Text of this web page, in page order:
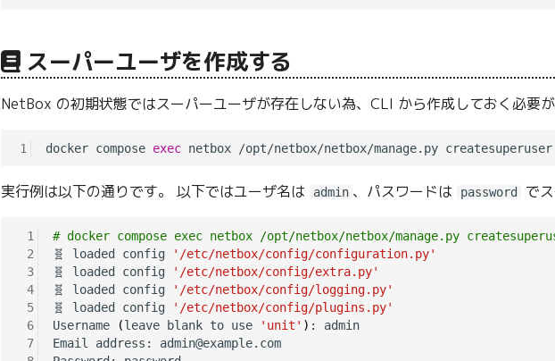
スーパーユーザを作成する
NetBox の初期状態ではスーパーユーザが存在しない為、CLI から作成しておく必要
1 docker compose exec netbox /opt/netbox/netbox/manage.py createsuperuser
実行例は以下の通りです。 以下ではユーザ名は admin 、パスワードは password で
1
2
3
4
5
6
7
# docker compose exec netbox /opt/netbox/netbox/manage.py
🧬 loaded config
'/etc/netbox/config/configuration.py'
🧬 loaded config
'/etc/netbox/config/extra.py'
🧬 loaded config
'/etc/netbox/config/logging.py'
🧬 loaded config
'/etc/netbox/config/plugins.py'
Username
(leave blank to use 'unit' ) : admin
Email address: admin@example.com